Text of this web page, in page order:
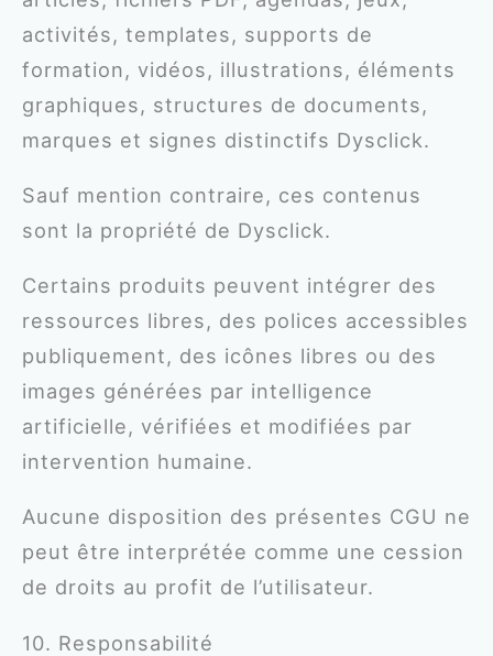
activités, templates, supports de
formation, vidéos, illustrations, éléments
graphiques, structures de documents,
marques et signes distinctifs Dysclick.
Sauf mention contraire, ces contenus
sont la propriété de Dysclick.
Certains produits peuvent intégrer des
ressources libres, des polices accessibles
publiquement, des icônes libres ou des
images générées par intelligence
artificielle, vérifiées et modifiées par
intervention humaine.
Aucune disposition des présentes CGU ne
peut être interprétée comme une cession
de droits au profit de l’utilisateur.
10. Responsabilité